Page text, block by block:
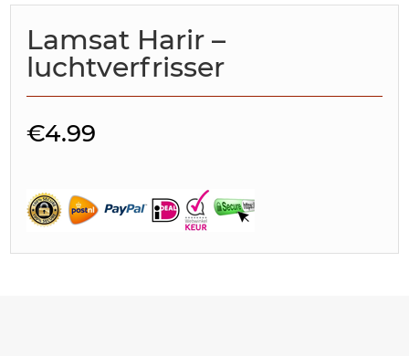
Lamsat Harir –
luchtverfrisser
€4.99